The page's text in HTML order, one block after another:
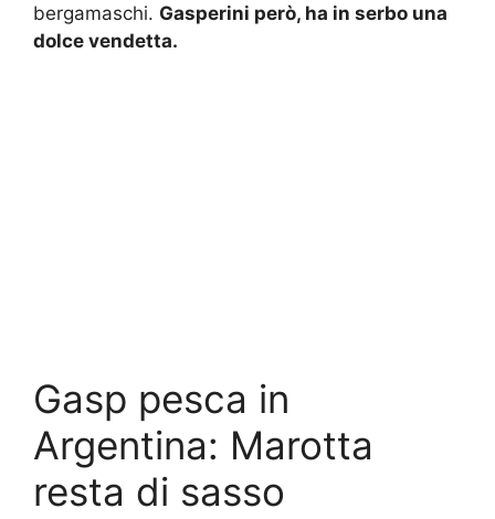
bergamaschi. Gasperini però, ha in serbo una
dolce vendetta.
Gasp pesca in
Argentina: Marotta
resta di sasso